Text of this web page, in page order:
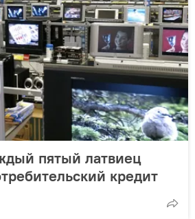
пятый латвиец
кредит